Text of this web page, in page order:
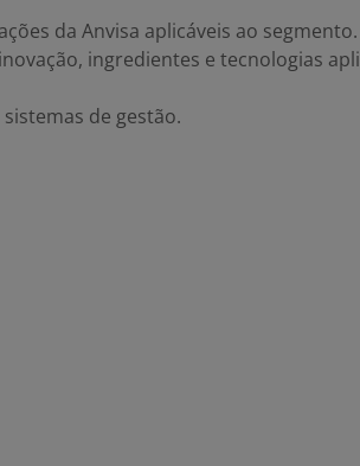
da Anvisa aplicáveis ao segmento.
ingredientes e tecnologias
de gestão.